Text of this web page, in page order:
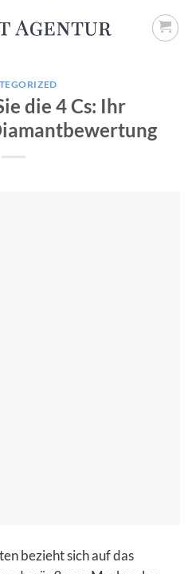
die 4 Cs: Ihr
bezieht sich auf das